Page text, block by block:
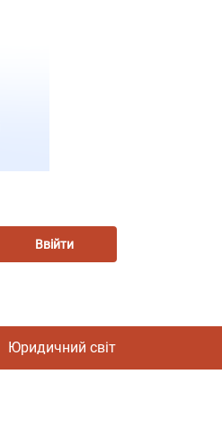
Ввійти
Юридичний світ